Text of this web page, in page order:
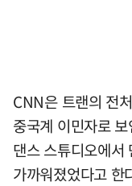
CNN은 트랜의 전
중국계 이민자로
댄스 스튜디오에서
가까워졌었다고 한